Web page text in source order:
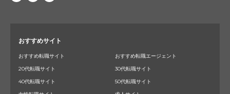
おすすめサイト
おすすめ転職サイト
おすすめ転職エージェント
20代転職サイト
30代転職サイト
40代転職サイト
50代転職サイト